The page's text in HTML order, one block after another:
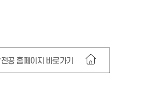
공 홈페이지 바로가기